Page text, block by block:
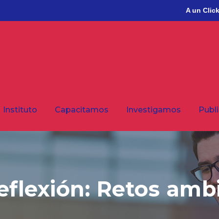
A un Click
Instituto Capacitamos Investigamos
Retos